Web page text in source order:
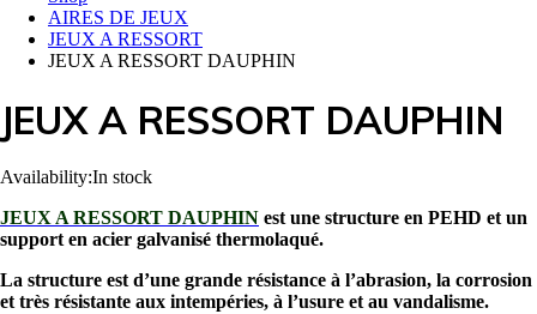
AIRES DE JEUX
JEUX A RESSORT
JEUX A RESSORT DAUPHIN
JEUX A RESSORT DAUPHIN
Availability:In stock
JEUX A RESSORT DAUPHIN est une structure en PEHD et un
support en acier galvanisé thermolaqué.
La structure est d’une grande résistance à l’abrasion, la corrosion
et très résistante aux intempéries, à l’usure et au vandalisme.